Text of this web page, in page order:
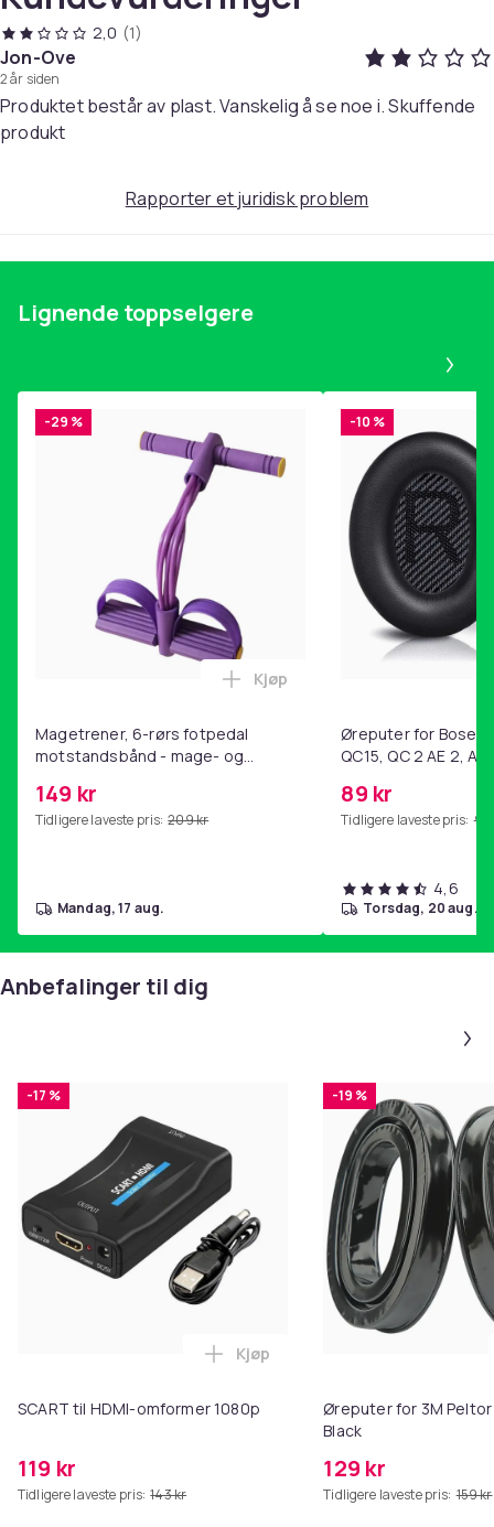
2,0 (1)
Jon-Ove
2 år siden
Produktet består av plast. Vanskelig å se noe i. Skuffende
produkt
Rapporter et juridisk problem
Lignende toppselgere
-29 %
Magetrener, 6-rørs fotpedal
motstandsbånd - mage- og
hjemmegymnastikk Purple
149 kr
Tidligere laveste pris: 209 kr
Legg Magetrener, 6-rørs
Kjøp
mandag, 17 aug.
-10 %
Øreputer for Bose
QC15, QC 2 AE 2, AE
89 kr
Tidligere laveste pris: 99
4,6
torsdag, 20 aug.
Anbefalinger til dig
-17 %
SCART til HDMI-omformer 1080p
119 kr
Tidligere laveste pris: 143 kr
Legg SCART til HDMI-omformer
Kjøp
-19 %
Øreputer for 3M Peltor
Black
129 kr
Tidligere laveste pris: 159 kr